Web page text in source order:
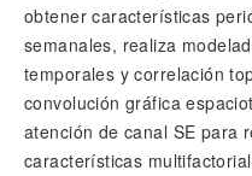
obtener características
semanales, realiza
temporales y correlación
convolución gráfica
atención de canal SE para
características